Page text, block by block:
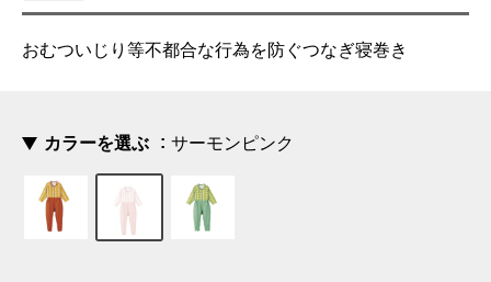
おむついじり等不都合な行為を防ぐつなぎ寝巻き
カラーを選ぶ サーモンピンク